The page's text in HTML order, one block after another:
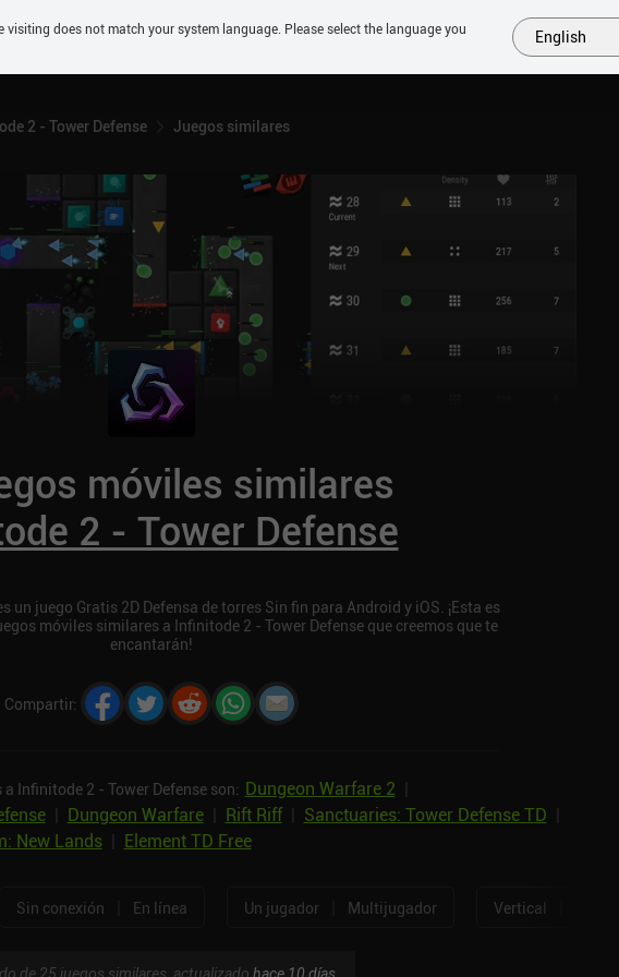
PRÓXIMOS SIMILARES COLECCIONES TOP
2 - Tower Defense Juegos similares
móviles similares
2 - Tower Defense
un juego Gratis 2D Defensa de torres Sin fin para Android y iOS. ¡Esta es
móviles similares a Infinitode 2 - Tower Defense que creemos que te
encantarán!
Compartir:
Infinitode 2 - Tower Defense son: Dungeon Warfare 2
| Dungeon Warfare| Rift Riff| Sanctuaries: Tower Defense TD
New Lands| Element TD Free
Sin conexión En línea Un jugador Multijugador Vertical
visiting does not match your system language. Please select the language you
English